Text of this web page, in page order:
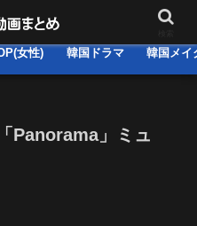
メ・感想 掲示板(BBS)
女性) 韓国ドラマ 韓国メイ
Panorama」ミュ